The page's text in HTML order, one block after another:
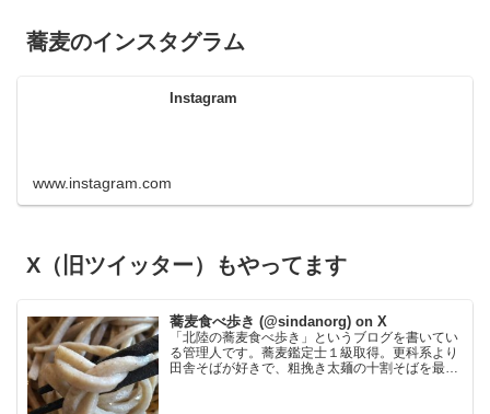
蕎麦のインスタグラム
Instagram
www.instagram.com
X（旧ツイッター）もやってます
蕎麦食べ歩き (@sindanorg) on X
「北陸の蕎麦食べ歩き」というブログを書いてい
る管理人です。蕎麦鑑定士１級取得。更科系より
田舎そばが好きで、粗挽き太麺の十割そばを最も